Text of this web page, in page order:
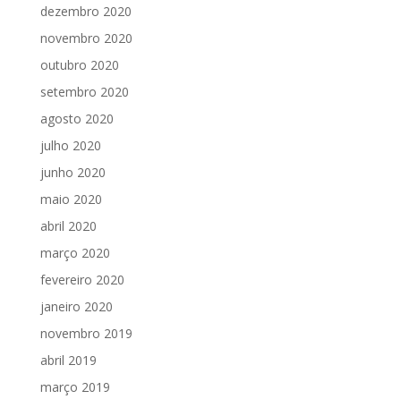
dezembro 2020
novembro 2020
outubro 2020
setembro 2020
agosto 2020
julho 2020
junho 2020
maio 2020
abril 2020
março 2020
fevereiro 2020
janeiro 2020
novembro 2019
abril 2019
março 2019